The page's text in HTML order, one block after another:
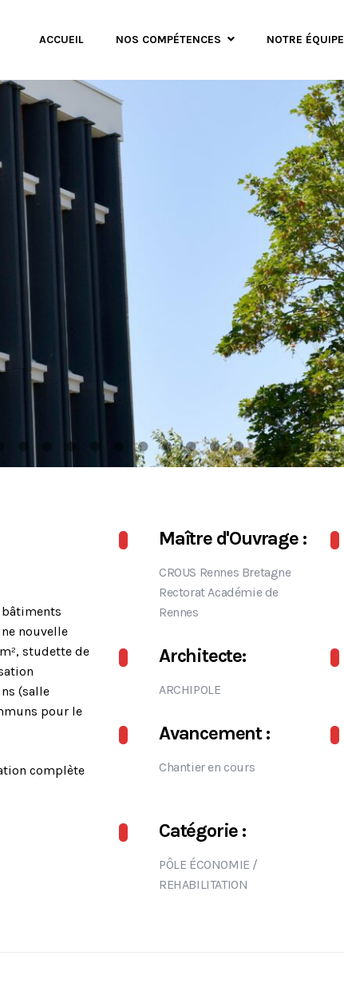
ACCUEIL NOS COMPÉTENCES NOTRE ÉQUIPE
bâtiments
nouvelle
studette de
(salle
pour le
complète
Maître d'Ouvrage :
CROUS Rennes Bretagne
Rectorat Académie de
Rennes
Architecte:
ARCHIPOLE
Avancement :
Chantier en cours
Catégorie :
PÔLE ÉCONOMIE /
REHABILITATION